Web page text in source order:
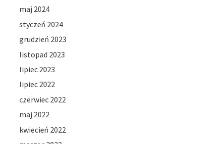
maj 2024
styczeń 2024
grudzień 2023
listopad 2023
lipiec 2023
lipiec 2022
czerwiec 2022
maj 2022
kwiecień 2022